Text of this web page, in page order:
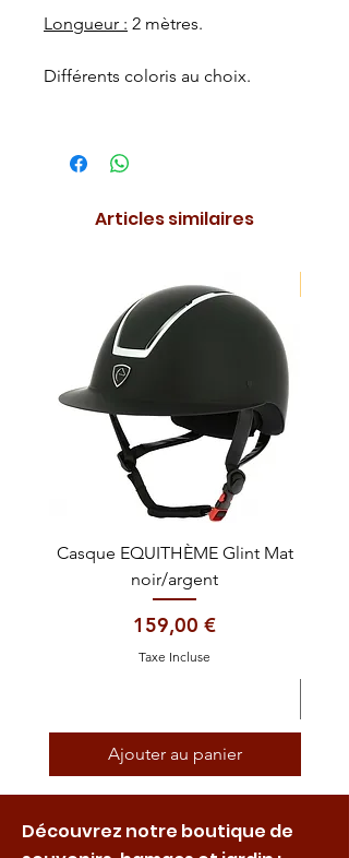
Longueur : 2 mètres.
Différents coloris au choix.
Articles similaires
Casque EQUITHÈME Glint Mat
noir/argent
Prix
159,00 €
Taxe Incluse
Ajouter au panier
Découvrez notre boutique de